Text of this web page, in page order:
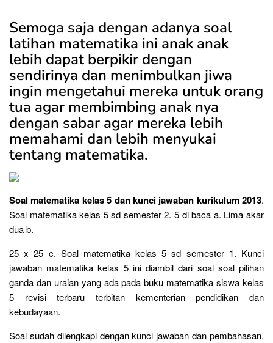
Semoga saja dengan adanya soal
latihan matematika ini anak anak
lebih dapat berpikir dengan
sendirinya dan menimbulkan jiwa
ingin mengetahui mereka untuk orang
tua agar membimbing anak nya
dengan sabar agar mereka lebih
memahami dan lebih menyukai
tentang matematika.
Soal matematika kelas 5 dan kunci jawaban kurikulum 2013.
Soal matematika kelas 5 sd semester 2. 5 di baca a. Lima akar
dua b.
25 x 25 c. Soal matematika kelas 5 sd semester 1. Kunci
jawaban matematika kelas 5 ini diambil dari soal soal pilihan
ganda dan uraian yang ada pada buku matematika siswa kelas
5 revisi terbaru terbitan kementerian pendidikan dan
kebudayaan.
Soal sudah dilengkapi dengan kunci jawaban dan pembahasan.